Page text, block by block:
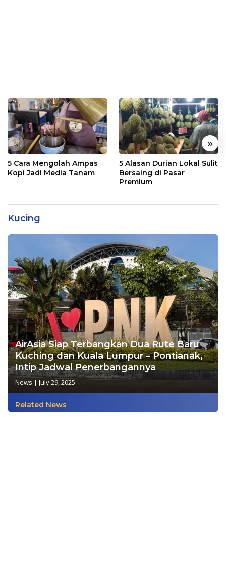
« »
5 Cara Mengolah Ampas
Kopi Jadi Media Tanam
5 Alasan Durian Lokal Sulit
Bersaing di Pasar
Premium
Kucing
AirAsia Siap Terbangkan Dua Rute Baru
Kuching dan Kuala Lumpur – Pontianak,
Intip Jadwal Penerbangannya
News | July 29, 2025
Related News